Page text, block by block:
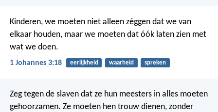
Kinderen, we moeten niet alleen zéggen dat we van
elkaar houden, maar we moeten dat óók laten zien met
wat we doen.
1 Johannes 3:18 eerlijkheid waarheid spreken
Zeg tegen de slaven dat ze hun meesters in alles moeten
gehoorzamen. Ze moeten hen trouw dienen, zonder